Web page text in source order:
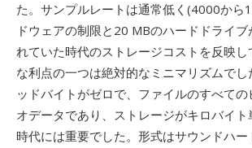
た。サンプルレートは通常低く(4000から
ドウェアの制限と20 MBのハードドライブ
れていた時代のストレージコストを反映
な利点の一つは絶対的なミニマリズムで
ッドバイトがゼロで、ファイルのすべての
オデータであり、ストレージがキロバイト
時代には重要でした。形式はサウンドハ